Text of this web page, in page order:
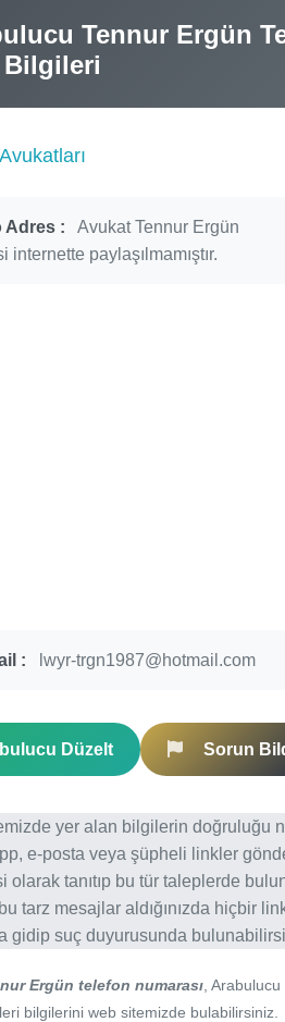
Tennur Ergün
Adres :
Avukat Tennur Ergün
internette paylaşılmamıştır.
: lwyr-trgn1987@hotmail.com
Düzelt Sorun
yer alan bilgilerin doğruluğu
e-posta veya şüpheli linkler
olarak tanıtıp bu tür taleplerde
tarz mesajlar aldığınızda hiçbir
gidip suç duyurusunda
Ergün telefon numarası ,
bilgilerini web sitemizde bulabilirsiniz.